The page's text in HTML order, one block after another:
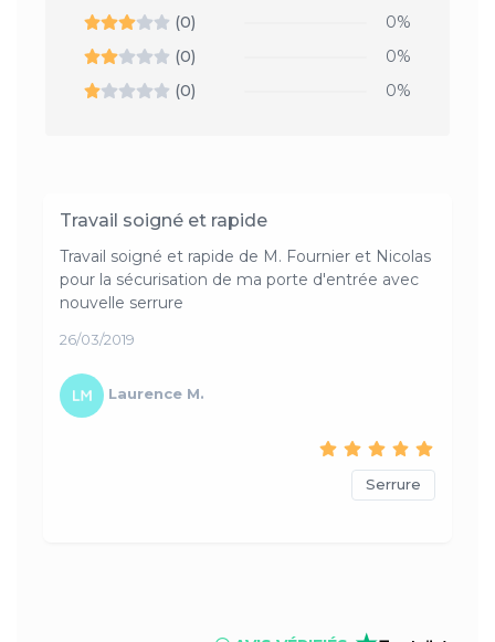
(0)
0%
(0)
0%
(0)
0%
Travail soigné et rapide
Travail soigné et rapide de M. Fournier et Nicolas
pour la sécurisation de ma porte d'entrée avec
nouvelle serrure
26/03/2019
Laurence M.
Serrure